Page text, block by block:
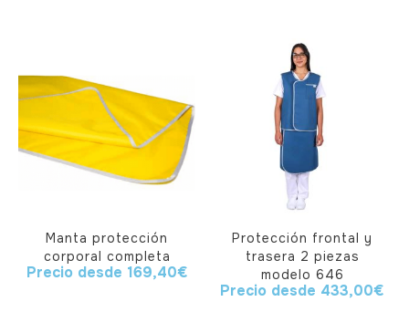
Manta protección
corporal completa
Precio desde 169,40€
Protección frontal y
trasera 2 piezas
modelo 646
Precio desde 433,00€